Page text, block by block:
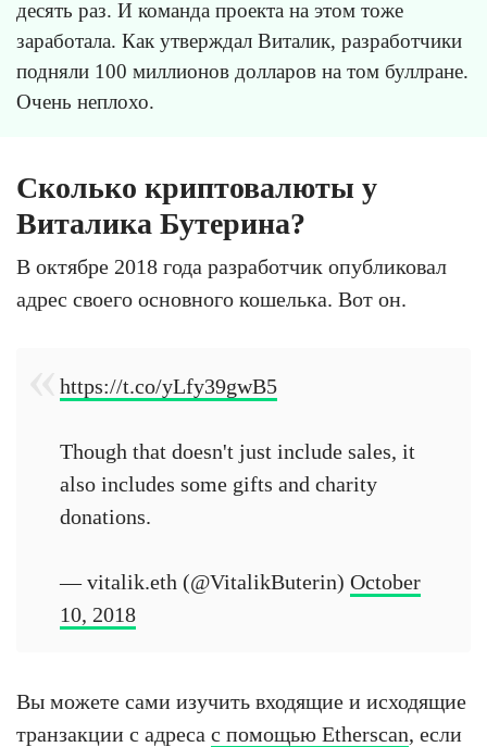
десять раз. И команда проекта на этом тоже
заработала. Как утверждал Виталик, разработчики
подняли 100 миллионов долларов на том буллране.
Очень неплохо.
Сколько криптовалюты у
Виталика Бутерина?
В октябре 2018 года разработчик опубликовал
адрес своего основного кошелька. Вот он.
https://t.co/yLfy39gwB5
Though that doesn't just include sales, it
also includes some gifts and charity
donations.
— vitalik.eth (@VitalikButerin) October
10, 2018
Вы можете сами изучить входящие и исходящие
транзакции с адреса с помощью Etherscan, если